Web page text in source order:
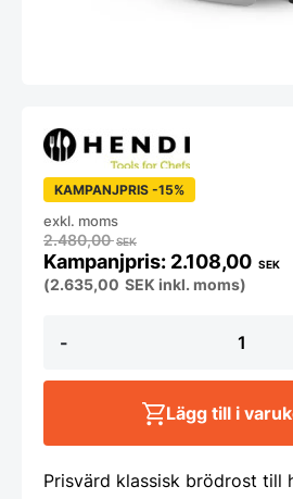
-
design
KAMPANJPRIS -15%
2.480,00SEK
2.108,00 SEK
exkl. moms
(2.635,00 SEK inkl. moms)
Lägg till i
Prisvärd klassisk brödrost till